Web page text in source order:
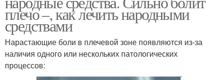
плечо –, как лечить народными
средствами
Нарастающие боли в плечевой зоне появляются из-за
наличия одного или нескольких патологических
процессов: